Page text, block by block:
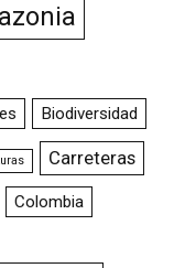
Biodiversidad
Carreteras
Colombia